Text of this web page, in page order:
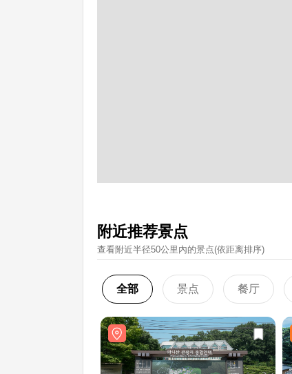
附近推荐景点
查看附近半径50公里內的景点(依距离排序)
全部 景点 餐厅